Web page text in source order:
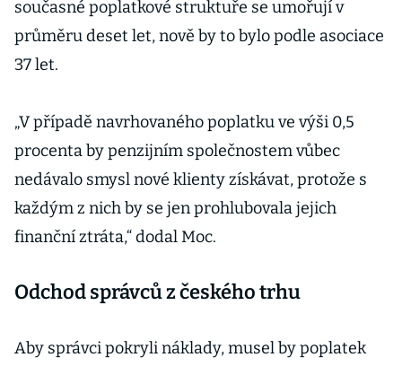
současné poplatkové struktuře se umořují v
průměru deset let, nově by to bylo podle asociace
37 let.
„V případě navrhovaného poplatku ve výši 0,5
procenta by penzijním společnostem vůbec
nedávalo smysl nové klienty získávat, protože s
každým z nich by se jen prohlubovala jejich
finanční ztráta,“ dodal Moc.
Odchod správců z českého trhu
Aby správci pokryli náklady, musel by poplatek